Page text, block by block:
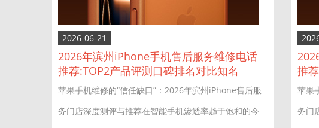
2026-06-21
2026年滨州iPhone手机售后服务维修电话
推荐:TOP2产品评测口碑排名对比知名
苹果手机维修的“信任缺口”：2026年滨州iPhone售后服
务门店深度测评与推荐在智能手机渗透率趋于饱和的今
推
苹果
务门